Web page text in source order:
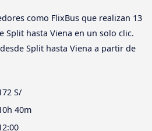
como FlixBus que realizan 13
Split hasta Viena en un solo clic.
Split hasta Viena a partir de
S/
40m